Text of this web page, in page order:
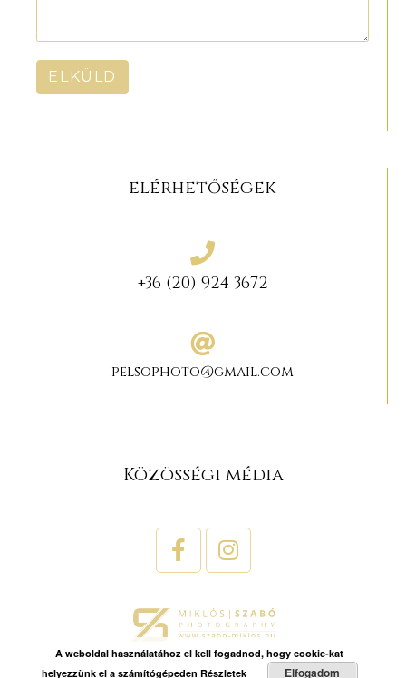
ELKÜLD
elérhetőségek
+36 (20) 924 3672
pelsophoto@gmail.com
Közösségi média
A weboldal használatához el kell fogadnod, hogy cookie-kat
helyezzünk el a számítógépeden Részletek Elfogadom